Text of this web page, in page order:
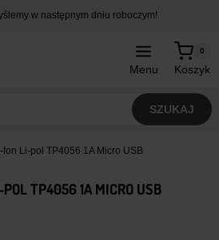
w następnym dniu roboczym!
Menu Koszyk
0
SZUKAJ
Li-pol TP4056 1A Micro USB
TP4056 1A MICRO USB